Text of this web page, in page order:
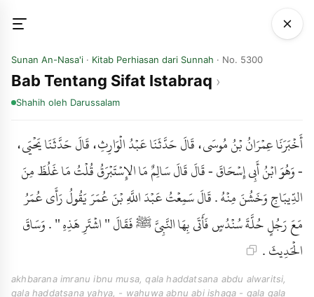
Sunan An-Nasa'i · Kitab Perhiasan dari Sunnah · No. 5300
Bab Tentang Sifat Istabraq
Shahih oleh Darussalam
أَخْبَرَنَا عِمْرَانُ بْنُ مُوسَى، قَالَ حَدَّثَنَا عَبْدُ الْوَارِثِ، قَالَ حَدَّثَنَا يَحْيَى،
- وَهُوَ ابْنُ أَبِي إِسْحَاقَ - قَالَ قَالَ سَالِمٌ مَا الإِسْتَبْرَقُ قُلْتُ مَا غَلُظَ مِنَ
الدِّيبَاجِ وَخَشُنَ مِنْهُ . قَالَ سَمِعْتُ عَبْدَ اللَّهِ بْنَ عُمَرَ يَقُولُ رَأَى عُمَرُ
مَعَ رَجُلٍ حُلَّةَ سُنْدُسٍ فَأَتَى بِهَا النَّبِيَّ ﷺ فَقَالَ " اشْتَرِ هَذِهِ " . وَسَاقَ
الْحَدِيثَ .
akhbarana imranu ibnu musa, qala haddatsana abdu alwaritsi,
qala haddatsana yahya, - wahuwa abnu abi ishaqa - qala qala